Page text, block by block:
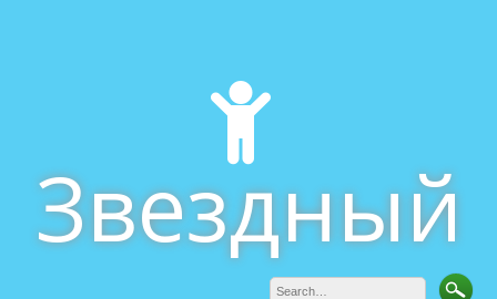
Звездный